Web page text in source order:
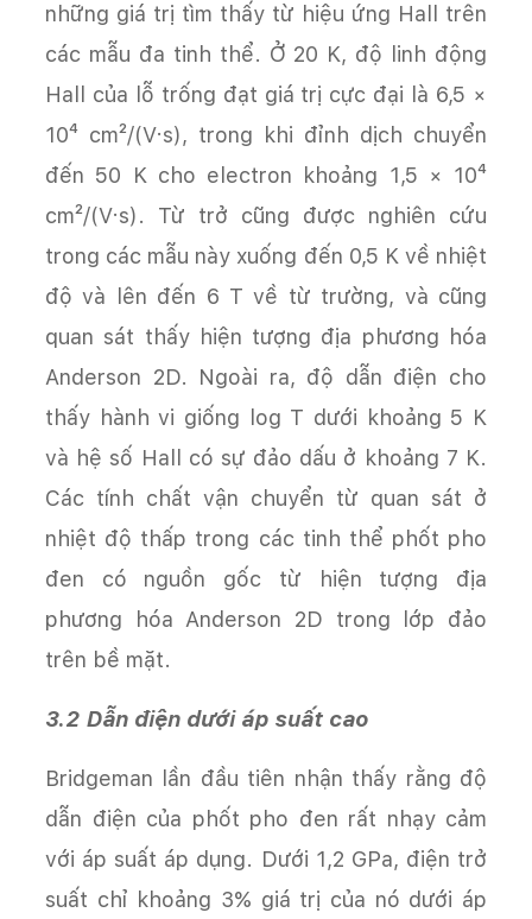
những giá trị tìm thấy từ hiệu ứng Hall trên
các mẫu đa tinh thể. Ở 20 K, độ linh động
Hall của lỗ trống đạt giá trị cực đại là 6,5 ×
10⁴ cm²/(V·s), trong khi đỉnh dịch chuyển
đến 50 K cho electron khoảng 1,5 × 10⁴
cm²/(V·s). Từ trở cũng được nghiên cứu
trong các mẫu này xuống đến 0,5 K về nhiệt
độ và lên đến 6 T về từ trường, và cũng
quan sát thấy hiện tượng địa phương hóa
Anderson 2D. Ngoài ra, độ dẫn điện cho
thấy hành vi giống log T dưới khoảng 5 K
và hệ số Hall có sự đảo dấu ở khoảng 7 K.
Các tính chất vận chuyển từ quan sát ở
nhiệt độ thấp trong các tinh thể phốt pho
đen có nguồn gốc từ hiện tượng địa
phương hóa Anderson 2D trong lớp đảo
trên bề mặt.
3.2 Dẫn điện dưới áp suất cao
Bridgeman lần đầu tiên nhận thấy rằng độ
dẫn điện của phốt pho đen rất nhạy cảm
với áp suất áp dụng. Dưới 1,2 GPa, điện trở
suất chỉ khoảng 3% giá trị của nó dưới áp